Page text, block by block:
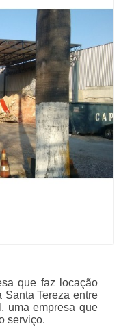
que faz locação
Tereza entre
uma empresa que
serviço.